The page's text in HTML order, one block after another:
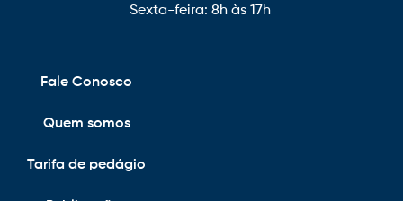
Sexta-feira: 8h às 17h
Fale Conosco
Quem somos
Tarifa de pedágio